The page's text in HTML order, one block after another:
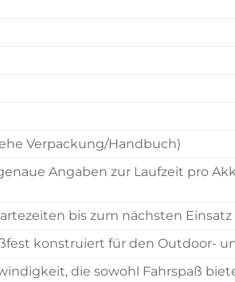
Verpackung/Handbuch)
Angaben zur Laufzeit pro
bis zum nächsten Einsatz
konstruiert für den Outdoor-
die sowohl Fahrspaß